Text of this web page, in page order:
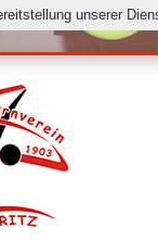
unserer